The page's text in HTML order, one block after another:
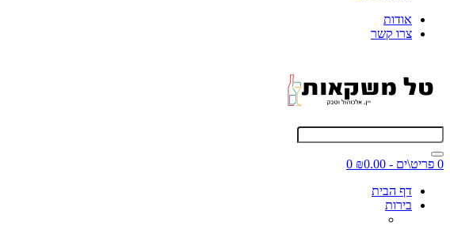
אודות
צרו קשר
0 פריט\ים - ₪0.00
0
דף הבית
בירות